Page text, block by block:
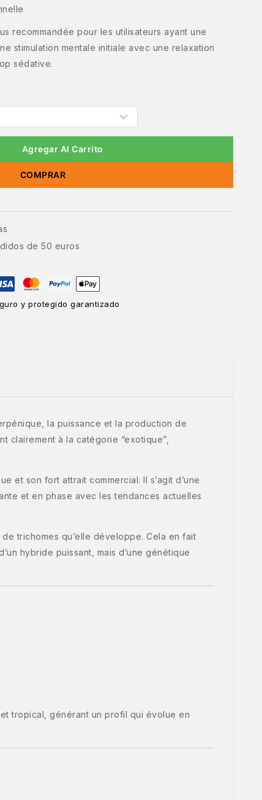
recommandée pour les utilisateurs ayant une
stimulation mentale initiale avec une relaxation
sédative.
Agregar Al Carrito
COMPRAR
de 50 euros
y protegido garantizado
la puissance et la production de
clairement à la catégorie “exotique”,
et son fort attrait commercial. Il s’agit d’une
et en phase avec les tendances actuelles
trichomes qu’elle développe. Cela en fait
hybride puissant, mais d’une génétique
tropical, générant un profil qui évolue en